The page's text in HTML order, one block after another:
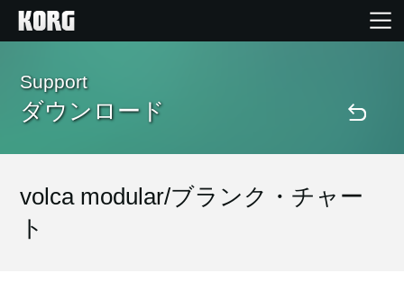
Home
Import Products
Support
ダウンロード
volca modular/ブランク・チャー
ト